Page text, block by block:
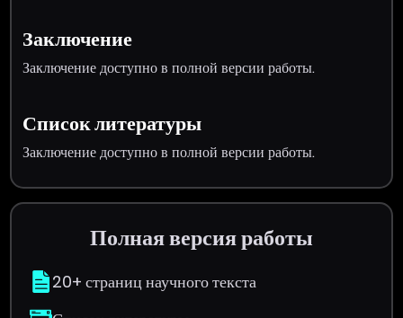
Заключение
Заключение доступно в полной версии работы.
Список литературы
Заключение доступно в полной версии работы.
Полная версия работы
20+ страниц научного текста